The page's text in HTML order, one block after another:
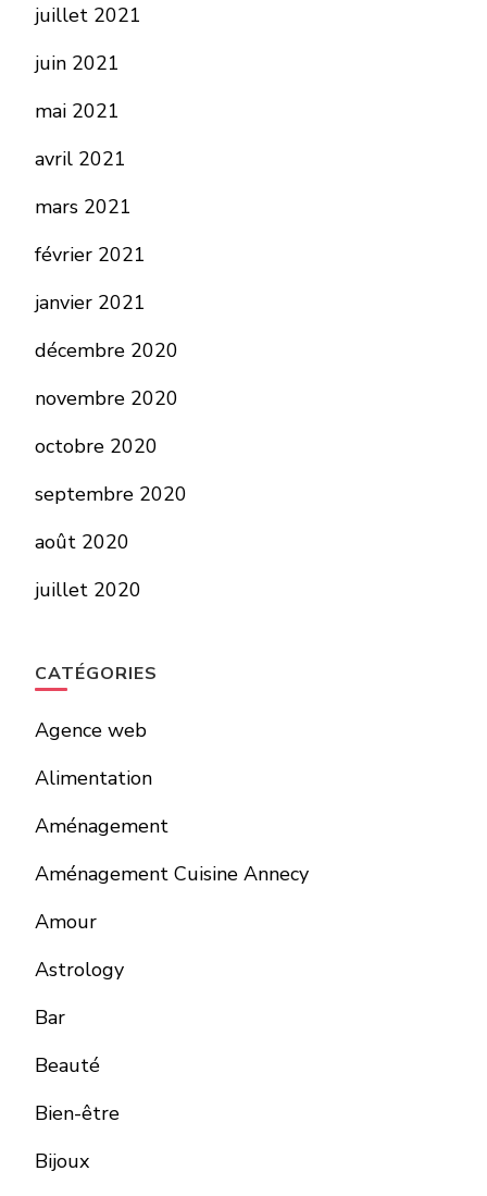
juillet 2021
juin 2021
mai 2021
avril 2021
mars 2021
février 2021
janvier 2021
décembre 2020
novembre 2020
octobre 2020
septembre 2020
août 2020
juillet 2020
CATÉGORIES
Agence web
Alimentation
Aménagement
Aménagement Cuisine Annecy
Amour
Astrology
Bar
Beauté
Bien-être
Bijoux